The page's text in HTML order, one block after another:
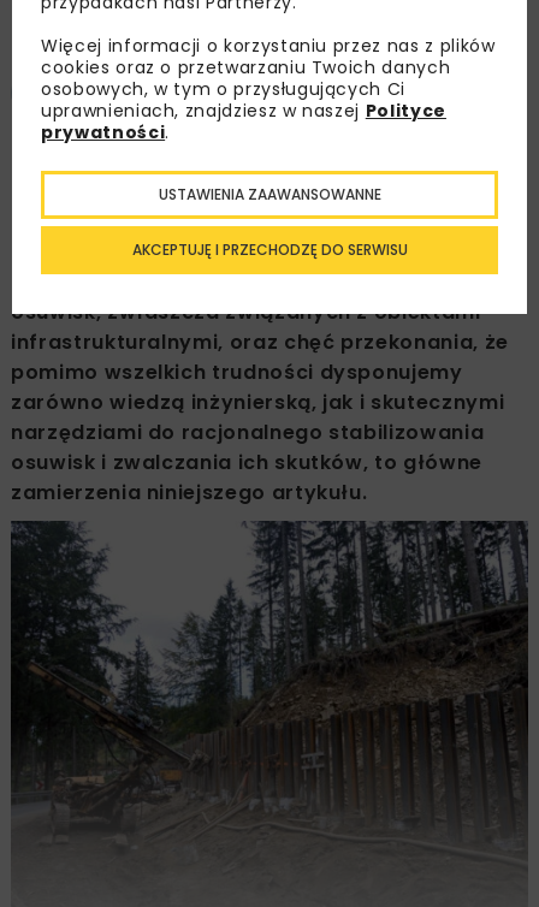
geotechnicznych, cz. 2
Jakub Sierant
OPUBLIKOWANO: 26.01.2012
Próba polemiki ze spotykanym obecnie
podejściem do rozwiązywania problemów
osuwisk, zwłaszcza związanych z obiektami
infrastrukturalnymi, oraz chęć przekonania, że
pomimo wszelkich trudności dysponujemy
zarówno wiedzą inżynierską, jak i skutecznymi
narzędziami do racjonalnego stabilizowania
osuwisk i zwalczania ich skutków, to główne
zamierzenia niniejszego artykułu.
Więcej informacji o korzystaniu przez nas z plików
cookies oraz o przetwarzaniu Twoich danych
osobowych, w tym o przysługujących Ci
uprawnieniach, znajdziesz w naszej Polityce
prywatności.
AKCEPTUJĘ I PRZECHODZĘ DO SERWISU
USTAWIENIA ZAAWANSOWANNE